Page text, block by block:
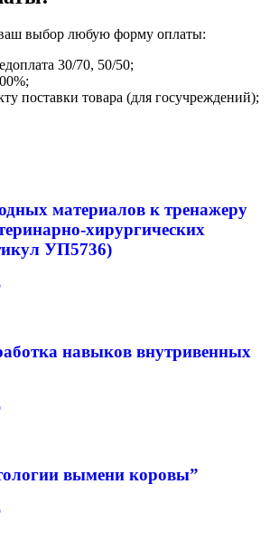
выбор любую форму оплаты:
30/70, 50/50;
поставки товара (для госучреждений);
материалов к тренажеру
хирургических
УП5736)
навыков внутривенных
вымени коровы”